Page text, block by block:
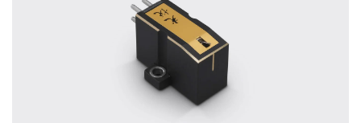
ohne Zeitdruck in unserem Palazzo
Hörschloss Probe zu hören. Nutzen Sie
diese Möglichkeit!
Vereinbaren Sie einen Hörtermin.